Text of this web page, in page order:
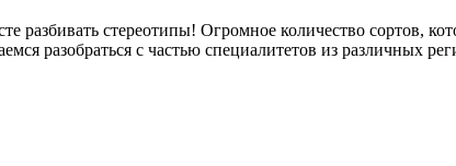
разбивать стереотипы! Огромное количество сортов,
разобраться с частью специалитетов из различных